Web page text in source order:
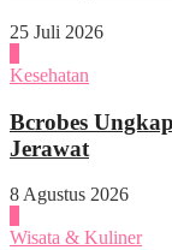
25 Juli 2026
Kesehatan
Bcrobes
Jerawat
8 Agustus 2026
Wisata & Kuliner